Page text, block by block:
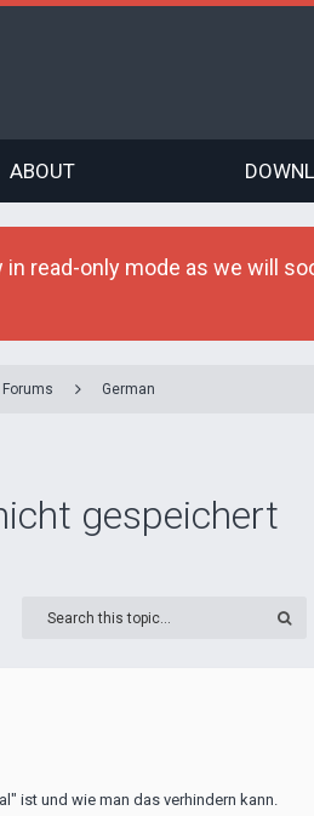
ABOUT
in read-only mode as we will
German
gespeichert
ist und wie man das verhindern kann.